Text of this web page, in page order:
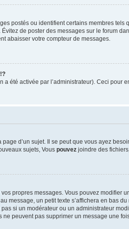
postés ou identifient certains membres
de poster des messages sur le forum
abaisser votre compteur de messages.
été activée par l’administrateur). Ceci pour
d’un sujet. Il se peut que vous ayez
sujets, Vous pouvez joindre des
propres messages. Vous pouvez
message, un petit texte s’affichera en bas
si un modérateur ou un administrateur
peuvent pas supprimer un message une